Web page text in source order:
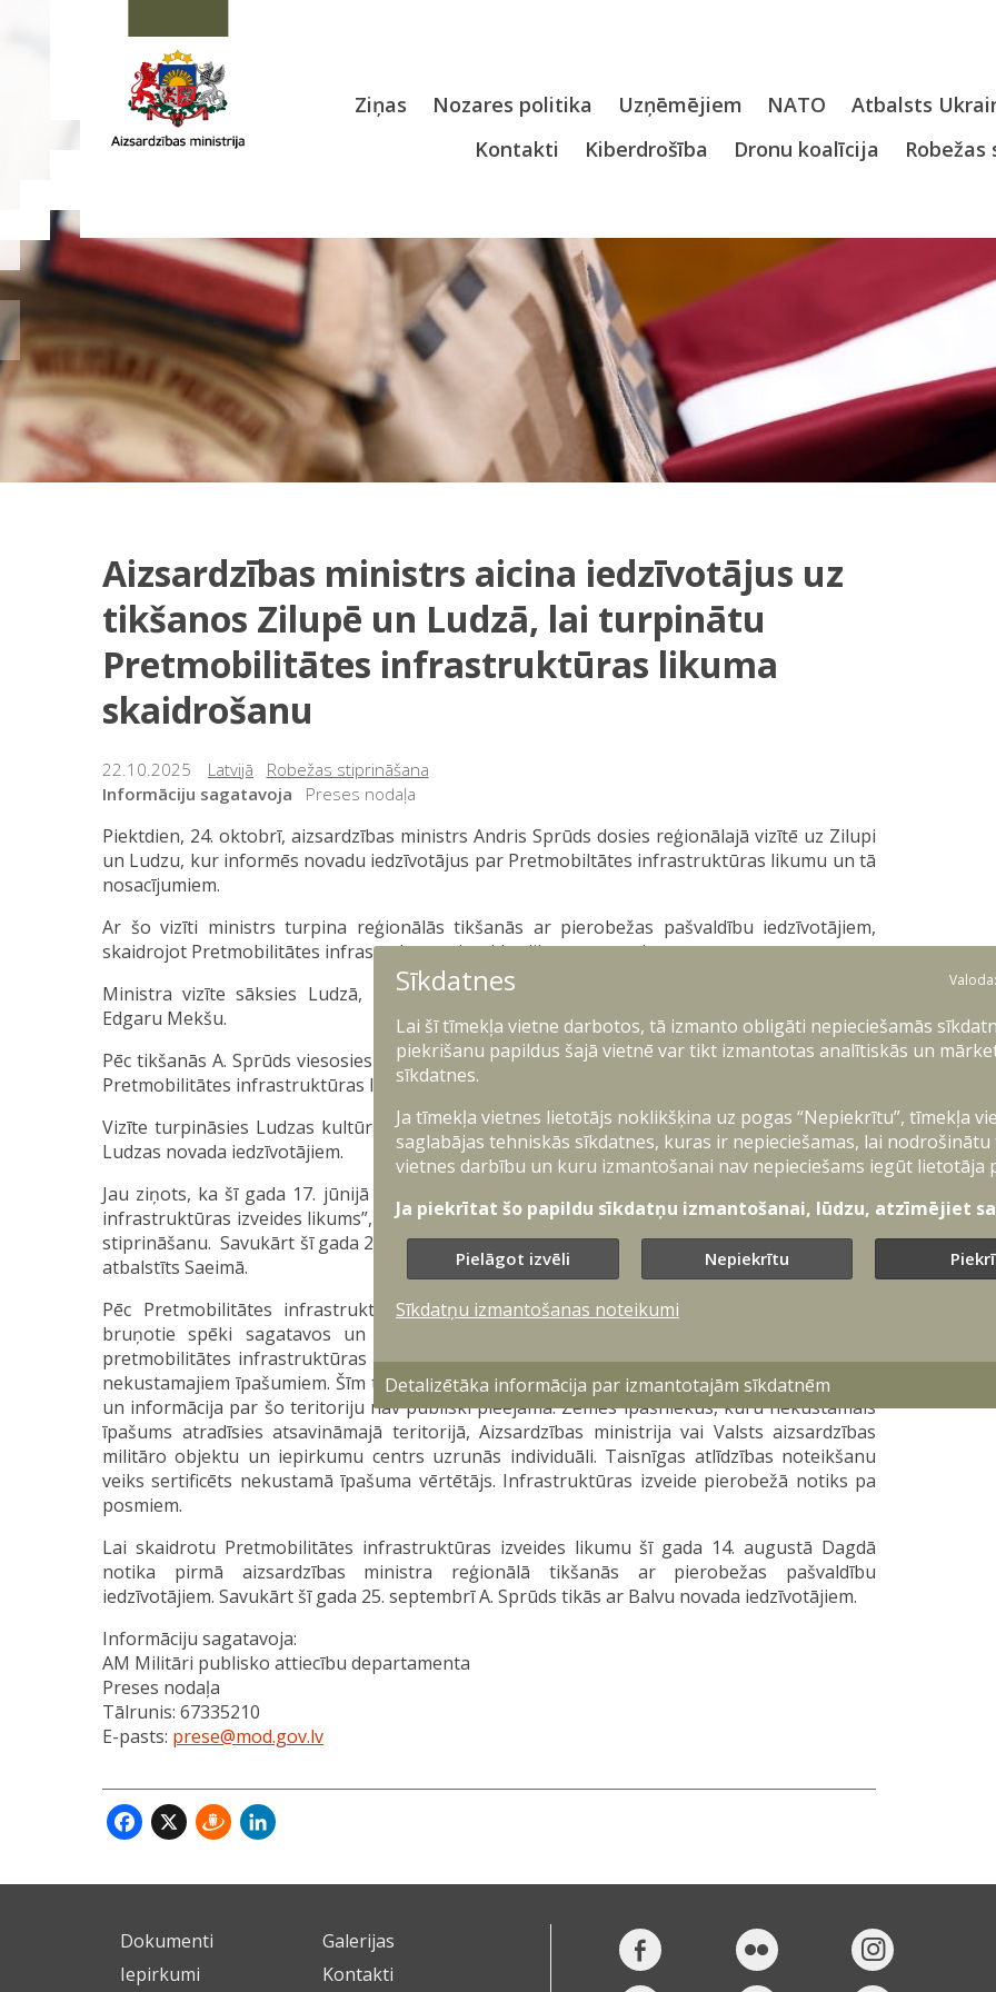
Ziņas Nozares politika Uzņēmējiem NATO Atbalsts
Kontakti
Kiberdrošība Dronu koalīcija
Aizsardzības ministrs aicina iedzīvotājus uz
tikšanos Zilupē un Ludzā, lai turpinātu
Pretmobilitātes infrastruktūras likuma
skaidrošanu
22.10.2025 Latvijā
Robežas stiprināšana
Informāciju sagatavoja
Preses nodaļa
Piektdien, 24. oktobrī, aizsardzības ministrs Andris Sprūds dosies reģionālajā vizītē uz Zilupi
un Ludzu, kur informēs novadu iedzīvotājus par Pretmobiltātes infrastruktūras likumu un tā
nosacījumiem.
Ar šo vizīti ministrs turpina reģionālās tikšanās ar pierobežas pašvaldību iedzīvotājiem,
skaidrojot Pretmobilitātes infrastruktūras izveides likuma nosacījumus.
Ministra vizīte sāksies Ludzā, kur viņš tiksies ar Ludzas novada domes priekšsēdētāju
Edgaru Mekšu.
Pēc tikšanās A. Sprūds viesosies Zilupē, kur pulksten 15.00 vietējie iedzīvotāji uz sarunu par
Pretmobilitātes infrastruktūras likumu aicināti ierasties Zilupes kultūras namā.
Vizīte turpināsies Ludzas kultūras namā, kur pulksten 17.00 plānota A. Sprūda tikšanās ar
Ludzas novada iedzīvotājiem.
Jau ziņots, ka šī gada 17. jūnijā Ministru kabinets atbalstīja likumprojektu “Pretmobilitātes
infrastruktūras izveides likums”, kura mērķis ir paātrināt Latvijas austrumu robežas militāro
stiprināšanu. Savukārt šī gada 2. oktobrī Pretmobilitātes infrastruktūras izveides likums tika
atbalstīts Saeimā.
Pēc Pretmobilitātes infrastruktūras izveides likuma apstiprināšanas Saeimā Nacionālie
bruņotie spēki sagatavos un iesniegs apstiprināšanai Ministru kabinetā sarakstu ar
pretmobilitātes infrastruktūras izveidei nepieciešamajām teritorijām un tajā ietilpstošajiem
nekustamajiem īpašumiem. Šīm teritorijām tiks noteikts nacionālo interešu objekta statusu,
un informācija par šo teritoriju nav publiski pieejama. Zemes īpašniekus, kuru nekustamais
īpašums atradīsies atsavināmajā teritorijā, Aizsardzības ministrija vai Valsts aizsardzības
militāro objektu un iepirkumu centrs uzrunās individuāli. Taisnīgas atlīdzības noteikšanu
veiks sertificēts nekustamā īpašuma vērtētājs. Infrastruktūras izveide pierobežā notiks pa
posmiem.
Lai skaidrotu Pretmobilitātes infrastruktūras izveides likumu šī gada 14. augustā Dagdā
notika pirmā aizsardzības ministra reģionālā tikšanās ar pierobežas pašvaldību
iedzīvotājiem. Savukārt šī gada 25. septembrī A. Sprūds tikās ar Balvu novada iedzīvotājiem.
Informāciju sagatavoja:
AM Militāri publisko attiecību departamenta
Preses nodaļa
Tālrunis: 67335210
E-pasts: prese@mod.gov.lv
Facebook
X Draugiem
Dokumenti
Galerijas
Iepirkumi
Kontakti
Sīkdatnes Valoda:
Lai šī tīmekļa vietne darbotos, tā izmanto obligāti nepieciešamās
piekrišanu papildus šajā vietnē var tikt izmantotas analītiskās un
sīkdatnes.
Ja tīmekļa vietnes lietotājs noklikšķina uz pogas “Nepiekrītu”, tīmekļa
saglabājas tehniskās sīkdatnes, kuras ir nepieciešamas, lai nodrošinātu
vietnes darbību un kuru izmantošanai nav nepieciešams iegūt lietotāja
Ja piekrītat šo papildu sīkdatņu izmantošanai, lūdzu, atzīmējiet
Pielāgot izvēli Nepiekrītu
Sīkdatņu izmantošanas noteikumi
Detalizētāka informācija par izmantotajām sīkdatnēm